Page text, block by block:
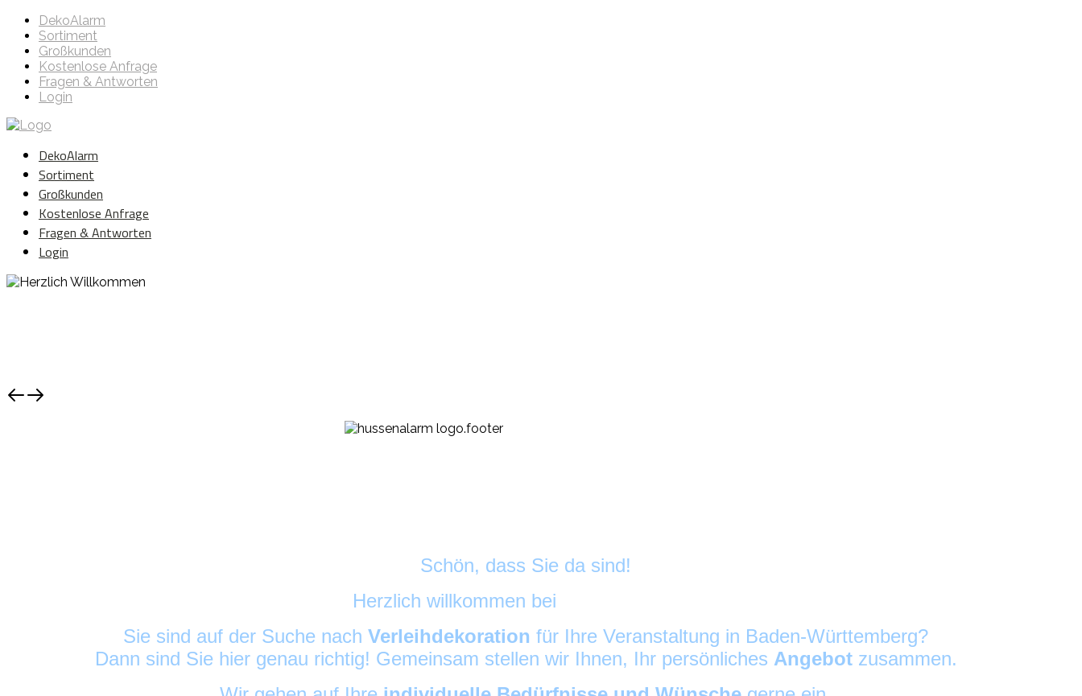
DekoAlarm
Sortiment
Großkunden
Kostenlose Anfrage
Fragen & Antworten
Login
DekoAlarm
Sortiment
Großkunden
Kostenlose Anfrage
Fragen & Antworten
Login
Schön, dass Sie da sind!
Herzlich willkommen bei
Sie sind auf der Suche nach Verleihdekoration für Ihre Veranstaltung in Baden-Württemberg?
Dann sind Sie hier genau richtig! Gemeinsam stellen wir Ihnen, Ihr persönliches Angebot zusammen.